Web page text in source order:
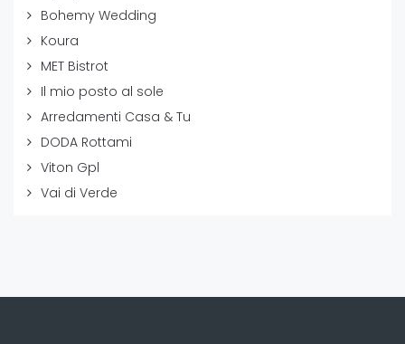
Bohemy Wedding
Koura
MET Bistrot
Il mio posto al sole
Arredamenti Casa & Tu
DODA Rottami
Viton Gpl
Vai di Verde